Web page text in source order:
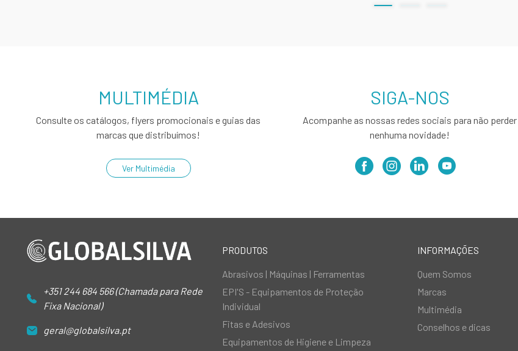
MULTIMÉDIA
Consulte os catálogos, flyers promocionais e guias das
marcas que distribuímos!
Ver Multimédia
SIGA-NOS
Acompanhe as nossas redes sociais para não perder
nenhuma novidade!
+351 244 684 566 (Chamada para Rede
Fixa Nacional)
geral@globalsilva.pt
PRODUTOS
Abrasivos | Máquinas | Ferramentas
EPI'S - Equipamentos de Proteção
Individual
Fitas e Adesivos
Equipamentos de Higiene e Limpeza
INFORMAÇÕES
Quem Somos
Marcas
Multimédia
Conselhos e dicas